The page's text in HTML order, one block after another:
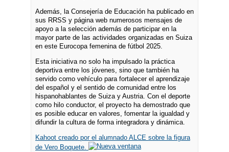
Además, la Consejería de Educación ha publicado en
sus RRSS y página web numerosos mensajes de
apoyo a la selección además de participar en la
mayor parte de las actividades organizadas en Suiza
en este Eurocopa femenina de fútbol 2025.
Esta iniciativa no solo ha impulsado la práctica
deportiva entre los jóvenes, sino que también ha
servido como vehículo para fortalecer el aprendizaje
del español y el sentido de comunidad entre los
hispanohablantes de Suiza y Austria. Con el deporte
como hilo conductor, el proyecto ha demostrado que
es posible educar en valores, fomentar la igualdad y
difundir la cultura de forma integradora y dinámica.
Kahoot creado por el alumnado ALCE sobre la figura
de Vero Boquete.